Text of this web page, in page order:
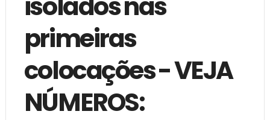
primeiras
colocações - VEJA
NÚMEROS: